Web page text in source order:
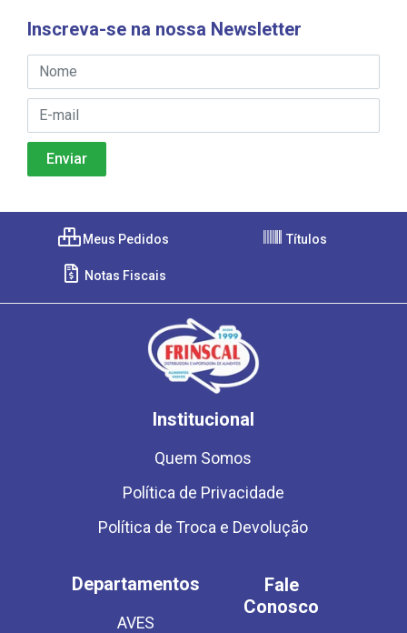
Inscreva-se na nossa Newsletter
Meus Pedidos Títulos
Notas Fiscais
Institucional
Quem Somos
Política de Privacidade
Política de Troca e Devolução
Departamentos
AVES
Fale
Conosco